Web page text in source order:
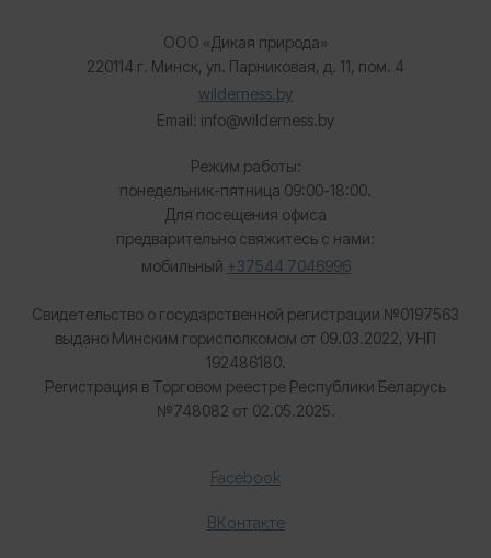
ООО «Дикая природа»
220114 г. Минск, ул. Парниковая, д. 11, пом. 4
wilderness.by
Email: info@wilderness.by
Режим работы:
понедельник-пятница 09:00-18:00.
Для посещения офиса
предварительно свяжитесь с нами:
мобильный +37544 7046996
Свидетельство о государственной регистрации №0197563
выдано Минским горисполкомом от 09.03.2022, УНП
192486180.
Регистрация в Торговом реестре Республики Беларусь
№748082 от 02.05.2025.
Facebook
ВКонтакте